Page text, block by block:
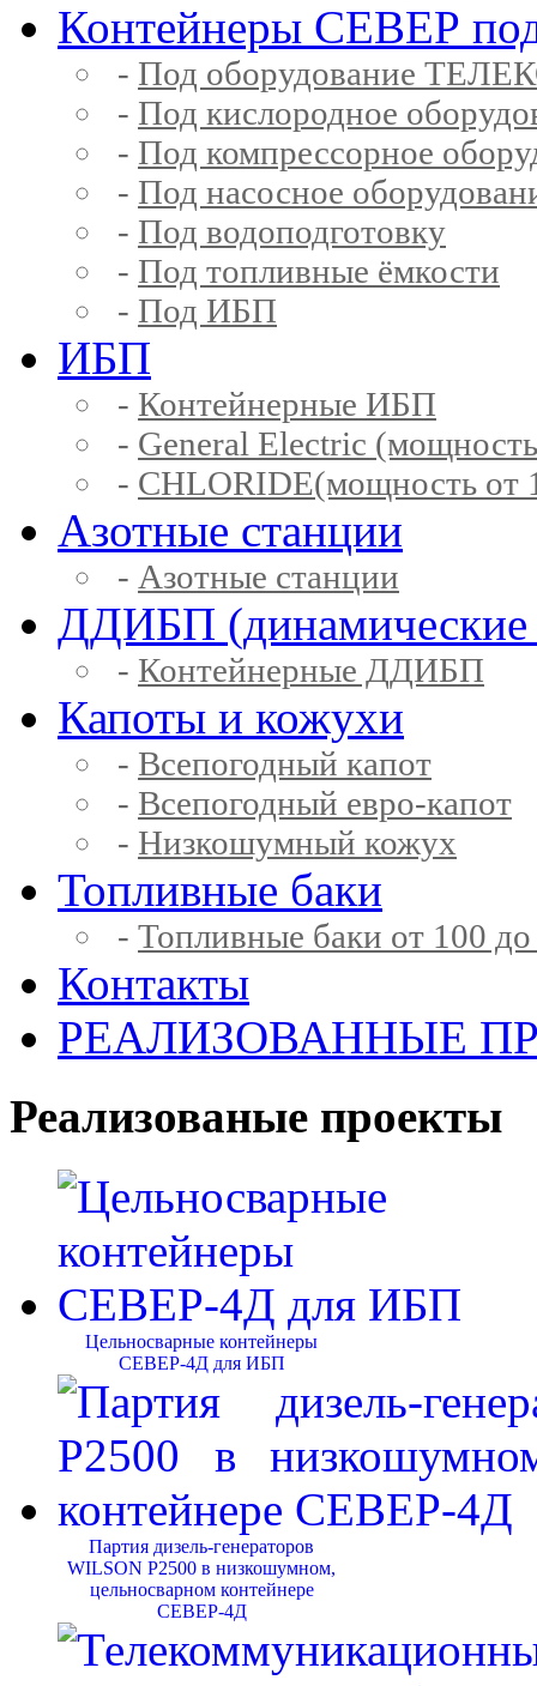
Контейнеры СЕВЕР
- Под оборудование
- Под кислородное
- Под компрессорное
- Под насосное
- Под водоподготовку
- Под топливные ёмкости
- Под ИБП
ИБП
- Контейнерные ИБП
- General Electric
- CHLORIDE(мощность от
Азотные станции
- Азотные станции
ДДИБП
- Контейнерные ДДИБП
Капоты и кожухи
- Всепогодный капот
- Всепогодный евро-капот
- Низкошумный кожух
Топливные баки
- Топливные баки от 100
Контакты
РЕАЛИЗОВАННЫЕ
Реализованые проекты
Цельносварные контейнеры
СЕВЕР-4Д для ИБП
Партия дизель-генераторов
WILSON P2500 в низкошумном,
цельносварном контейнере
СЕВЕР-4Д